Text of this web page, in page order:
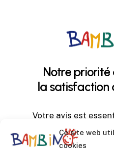
Ce site web
cookies
Notre priorité
la satisfaction
Votre avis est
à améliorer nos
sélectionner